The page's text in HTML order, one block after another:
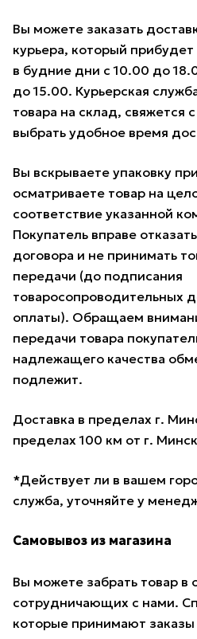
Вы можете заказать
курьера, который
в будние дни с 10.00 до
до 15.00. Курьерская
товара на склад, свяжется
выбрать удобное время
Вы вскрываете упаковку
осматриваете товар на
соответствие указанной
Покупатель вправе
договора и не принимать
передачи (до подписания
товаросопроводительных
оплаты). Обращаем
передачи товара
надлежащего качества
подлежит.
Доставка в пределах г.
пределах 100 км от г.
*Действует ли в вашем
служба, уточняйте у
Самовывоз из магазина
Вы можете забрать товар в
сотрудничающих с нами.
которые принимают